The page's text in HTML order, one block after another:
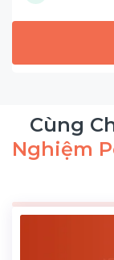
Cùng
Nghiệm